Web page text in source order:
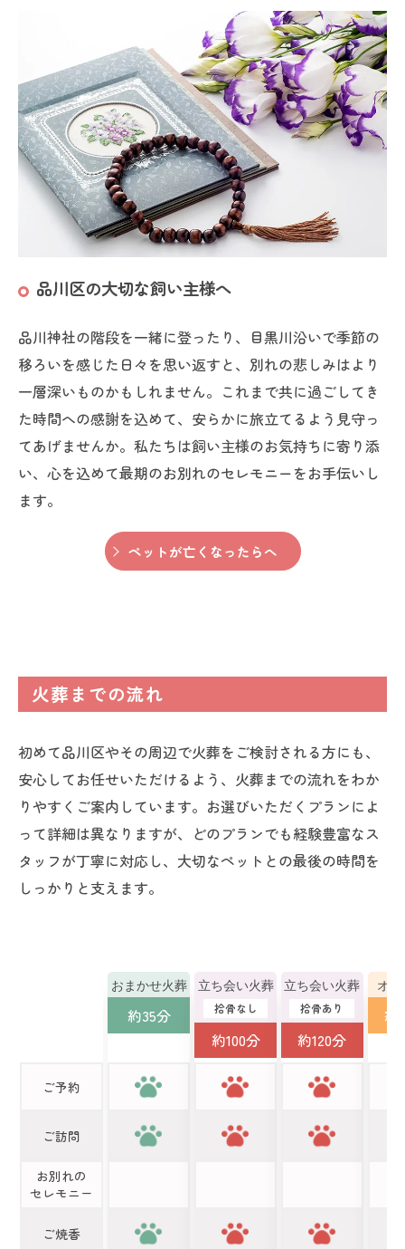
品川区の大切な飼い主様へ
品川神社の階段を一緒に登ったり、目黒川沿いで季節の
移ろいを感じた日々を思い返すと、別れの悲しみはより
一層深いものかもしれません。これまで共に過ごしてき
た時間への感謝を込めて、安らかに旅立てるよう見守っ
てあげませんか。私たちは飼い主様のお気持ちに寄り添
い、心を込めて最期のお別れのセレモニーをお手伝いし
ます。
ペットが亡くなったらへ
火葬までの流れ
初めて品川区やその周辺で火葬をご検討される方にも、
安心してお任せいただけるよう、火葬までの流れをわか
りやすくご案内しています。お選びいただくプランによ
って詳細は異なりますが、どのプランでも経験豊富なス
タッフが丁寧に対応し、大切なペットとの最後の時間を
しっかりと支えます。
ご予約
ご訪問
お別れの
セレモニー
ご焼香
おまかせ火葬
約35分
立ち会い火葬
拾骨なし
約100分
立ち会い火葬
拾骨あり
約120分
オ
約